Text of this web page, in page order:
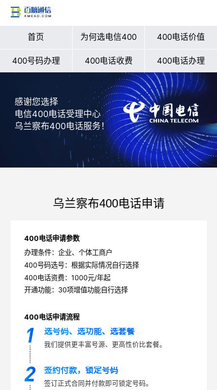
首页 为何选电信400 400电话价值
400号码办理 400电话收费 400电话办理
感谢您选择
电信400电话受理中心
乌兰察布400电话服务！
乌兰察布400电话申请
400电话申请参数
办理条件：企业、个体工商户
400号码选号：根据实际情况自行选择
400电话资费：1000元/年起
开通功能：30项增值功能自行选择
400电话申请流程
选号码、选功能、选套餐
我们提供更丰富号源、更高性价比套餐。
签约付款，锁定号码
签订正式合同并付款即可锁定号码。